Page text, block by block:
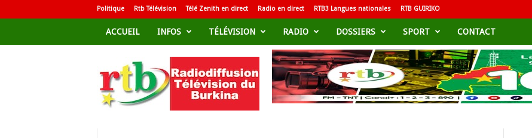
Politique Rtb Télévision Télé Zenith en direct Radio en direct RTB3 Langues nationales RTB GUIRIKO
ACCUEIL INFOS TÉLÉVISION RADIO DOSSIERS SPORT CONTACT
d
i